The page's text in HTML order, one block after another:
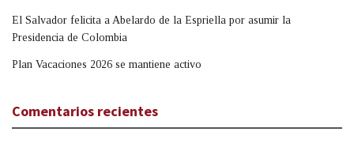
El Salvador felicita a Abelardo de la Espriella por asumir la
Presidencia de Colombia
Plan Vacaciones 2026 se mantiene activo
Comentarios recientes